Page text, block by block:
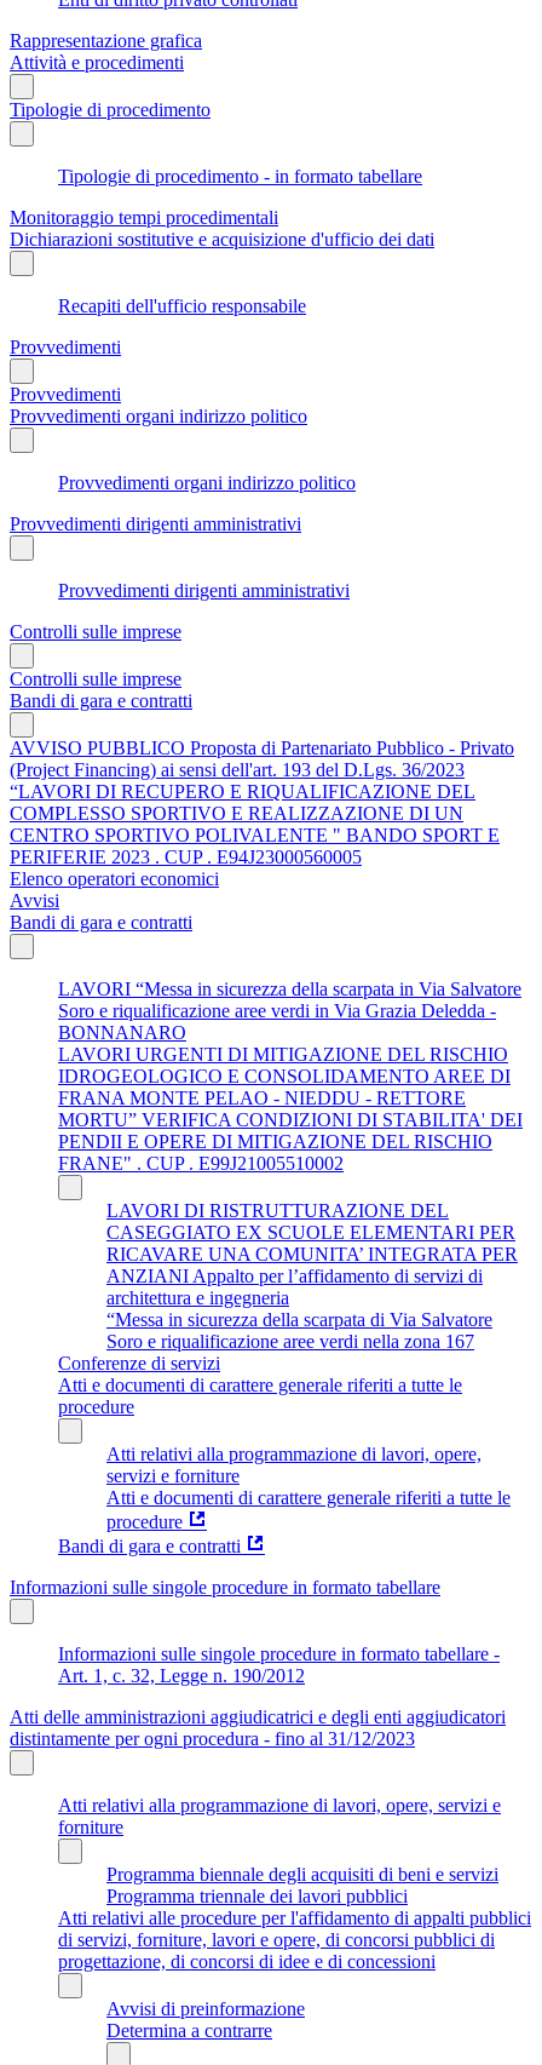
Rappresentazione grafica
Attività e procedimenti
Tipologie di procedimento
Tipologie di procedimento - in formato tabellare
Monitoraggio tempi procedimentali
Dichiarazioni sostitutive e acquisizione d'ufficio dei dati
Recapiti dell'ufficio responsabile
Provvedimenti
Provvedimenti
Provvedimenti organi indirizzo politico
Provvedimenti organi indirizzo politico
Provvedimenti dirigenti amministrativi
Provvedimenti dirigenti amministrativi
Controlli sulle imprese
Controlli sulle imprese
Bandi di gara e contratti
AVVISO PUBBLICO Proposta di Partenariato Pubblico - Privato
(Project Financing) ai sensi dell'art. 193 del D.Lgs. 36/2023
“LAVORI DI RECUPERO E RIQUALIFICAZIONE DEL
COMPLESSO SPORTIVO E REALIZZAZIONE DI UN
CENTRO SPORTIVO POLIVALENTE " BANDO SPORT E
PERIFERIE 2023 . CUP . E94J23000560005
Elenco operatori economici
Avvisi
Bandi di gara e contratti
LAVORI “Messa in sicurezza della scarpata in Via Salvatore
Soro e riqualificazione aree verdi in Via Grazia Deledda -
BONNANARO
LAVORI URGENTI DI MITIGAZIONE DEL RISCHIO
IDROGEOLOGICO E CONSOLIDAMENTO AREE DI
FRANA MONTE PELAO - NIEDDU - RETTORE
MORTU” VERIFICA CONDIZIONI DI STABILITA' DEI
PENDII E OPERE DI MITIGAZIONE DEL RISCHIO
FRANE" . CUP . E99J21005510002
LAVORI DI RISTRUTTURAZIONE DEL
CASEGGIATO EX SCUOLE ELEMENTARI PER
RICAVARE UNA COMUNITA’ INTEGRATA PER
ANZIANI Appalto per l’affidamento di servizi di
architettura e ingegneria
“Messa in sicurezza della scarpata di Via Salvatore
Soro e riqualificazione aree verdi nella zona 167
Conferenze di servizi
Atti e documenti di carattere generale riferiti a tutte le
procedure
Atti relativi alla programmazione di lavori, opere,
servizi e forniture
Atti e documenti di carattere generale riferiti a tutte le
procedure
Bandi di gara e contratti
Informazioni sulle singole procedure in formato tabellare
Informazioni sulle singole procedure in formato tabellare -
Art. 1, c. 32, Legge n. 190/2012
Atti delle amministrazioni aggiudicatrici e degli enti aggiudicatori
distintamente per ogni procedura - fino al 31/12/2023
Atti relativi alla programmazione di lavori, opere, servizi e
forniture
Programma biennale degli acquisiti di beni e servizi
Programma triennale dei lavori pubblici
Atti relativi alle procedure per l'affidamento di appalti pubblici
di servizi, forniture, lavori e opere, di concorsi pubblici di
progettazione, di concorsi di idee e di concessioni
Avvisi di preinformazione
Determina a contrarre